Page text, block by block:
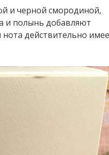
и черной смородиной,
и полынь добавляют
действительно